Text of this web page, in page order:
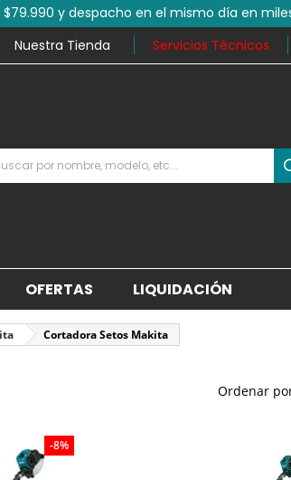
y despacho en el mismo día en
Nuestra Tienda Servicios Técnicos
OFERTAS LIQUIDACIÓN
Cortadora Setos Makita
Ordenar
-8%